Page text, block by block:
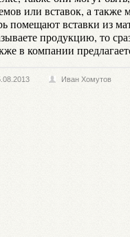
или вставок, а также
помещают вставки из
продукцию, то
в компании
Иван Хомутов